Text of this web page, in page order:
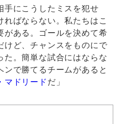
手にこうしたミスを犯せ
ればならない。私たちはこ
がある。ゴールを決めて希
けど、チャンスをものにで
た。簡単な試合にはならな
ンで勝てるチームがあると
マドリード だ」